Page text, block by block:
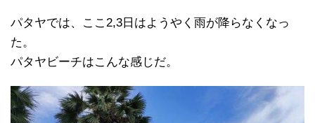
パタヤでは、ここ2,3日はようやく雨が降らなくなっ
た。
パタヤビーチはこんな感じだ。